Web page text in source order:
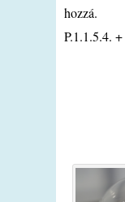
hozzá.
P.1.1.5.4.